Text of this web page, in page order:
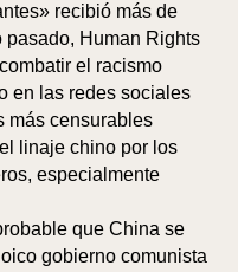
recibió más de
Human Rights
el racismo
en las redes sociales
más censurables
linaje chino por los
especialmente
que China se
gobierno comunista